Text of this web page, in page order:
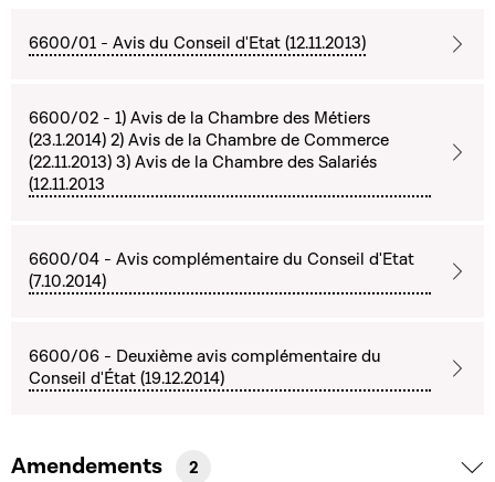
6600/01 - Avis du Conseil d'Etat (12.11.2013)
6600/02 - 1) Avis de la Chambre des Métiers
(23.1.2014) 2) Avis de la Chambre de Commerce
(22.11.2013) 3) Avis de la Chambre des Salariés
(12.11.2013
6600/04 - Avis complémentaire du Conseil d'Etat
(7.10.2014)
6600/06 - Deuxième avis complémentaire du
Conseil d'État (19.12.2014)
Amendements 2